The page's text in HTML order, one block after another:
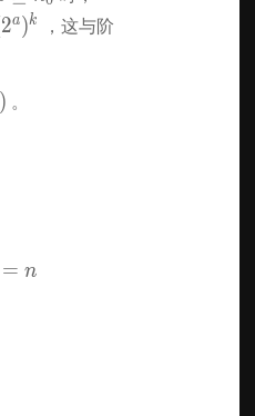
n\rceil!
2a )k
，这与阶
) 。
= \prod_{i = 1}^{k} i
= n